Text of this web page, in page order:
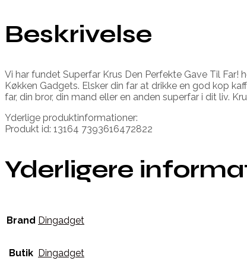
Beskrivelse
Vi har fundet Superfar Krus Den Perfekte Gave Til
Køkken Gadgets. Elsker din far at drikke en god kop
far, din bror, din mand eller en anden superfar i dit liv.
Yderlige produktinformationer:
Produkt id: 13164 7393616472822
Yderligere
Brand Dingadget
Butik Dingadget